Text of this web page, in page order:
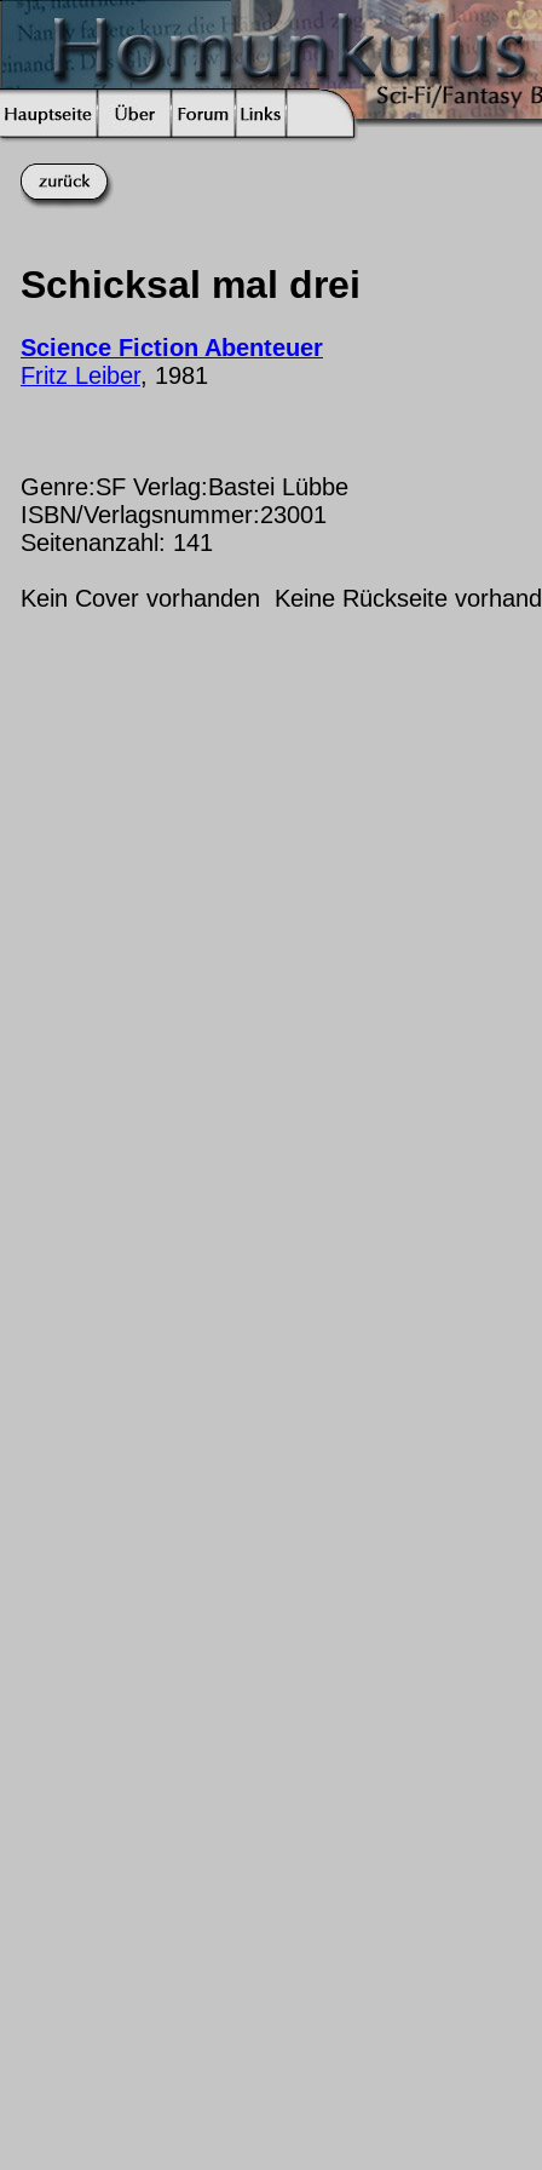
Schicksal mal drei
Science Fiction Abenteuer
Fritz Leiber, 1981
Genre:SF Verlag:Bastei Lübbe
ISBN/Verlagsnummer:23001
Seitenanzahl: 141
Kein Cover vorhanden Keine Rückseite